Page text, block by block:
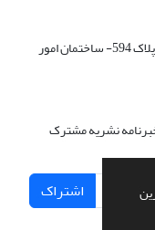
خیابان انقلاب- خیابان قدس- ابتدای خ طالقانی- پلاک 594- ساختمان امور
نشریه مشترک
اشتراک